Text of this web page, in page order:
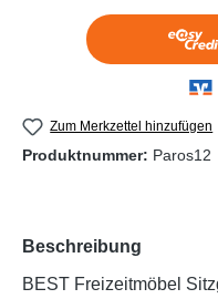
Zum Merkzettel hinzufügen
Produktnummer: Paros12
Beschreibung
BEST Freizeitmöbel